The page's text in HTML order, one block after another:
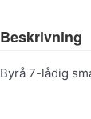
Beskrivning
Byrå 7-lådig